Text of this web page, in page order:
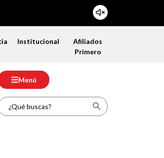
Institucional
Afiliados
Primero
Menú